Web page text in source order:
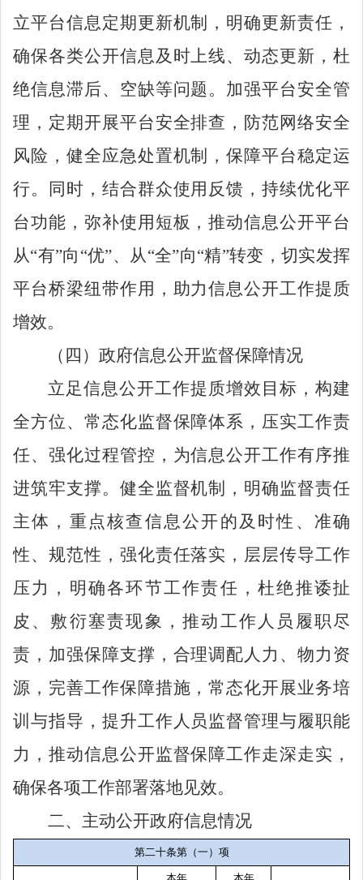
立平台信息定期更新机制，明确更新责任，
确保各类公开信息及时上线、动态更新，杜
绝信息滞后、空缺等问题。加强平台安全管
理，定期开展平台安全排查，防范网络安全
风险，健全应急处置机制，保障平台稳定运
行。同时，结合群众使用反馈，持续优化平
台功能，弥补使用短板，推动信息公开平台
从“有”向 “优”、从 “全”向“精”转变，切实发挥
平台桥梁纽带作用，助力信息公开工作提质
增效。
（四） 政府信息公开监督保障情况
立足信息公开工作提质增效目标，构建
全方位、常态化监督保障体系，压实工作责
任、强化过程管控，为信息公开工作有序推
进筑牢支撑。健全监督机制，明确监督责任
主体，重点核查信息公开的及时性、准确
性、规范性，强化责任落实，层层传导工作
压力，明确各环节工作责任，杜绝推诿扯
皮、敷衍塞责现象，推动工作人员履职尽
责，加强保障支撑，合理调配人力、物力资
源，完善工作保障措施，常态化开展业务培
训与指导，提升工作人员监督管理与履职能
力，推动信息公开监督保障工作走深走实，
确保各项工作部署落地见效。
二、主动公开政府信息情况
第二十条第（一）项